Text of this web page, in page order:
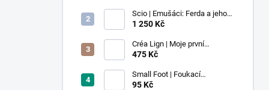
Scio | Emušáci: Ferda a jeho
mouchy (1. díl)
1 250 Kč
Créa Lign | Moje první
voskovky - 9 ks
475 Kč
Small Foot | Foukací
lokomotiva s balonkem 1 ks
95 Kč